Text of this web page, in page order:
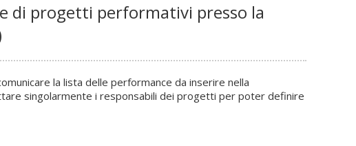
di progetti performativi presso la
la lista delle performance da inserire nella
singolarmente i responsabili dei progetti per poter definire